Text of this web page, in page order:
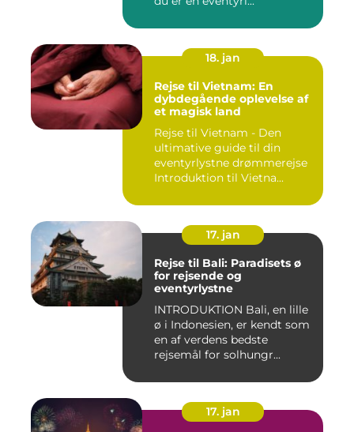
18. jan
Rejse til Vietnam: En
dybdegående oplevelse af
et magisk land
Rejse til Vietnam - Den
ultimative guide til din
eventyrlystne drømmerejse
Introduktion til Vietna...
17. jan
Rejse til Bali: Paradisets ø
for rejsende og
eventyrlystne
INTRODUKTION Bali, en lille
ø i Indonesien, er kendt som
en af verdens bedste
rejsemål for solhungr...
17. jan